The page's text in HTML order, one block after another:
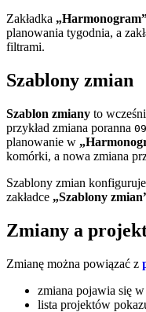
Zakładka
planowania tygodnia, a
filtrami.
Szablony zmian
Szablon zmiany to
przykład zmiana poranna
planowanie w
komórki, a nowa zmiana
Szablony zmian
zakładce „Szablony
Zmiany a
Zmianę można powiązać z
zmiana pojawia się
lista projektów